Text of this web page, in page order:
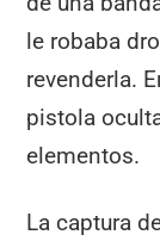
le robaba
revenderla.
pistola
elementos.
La captura